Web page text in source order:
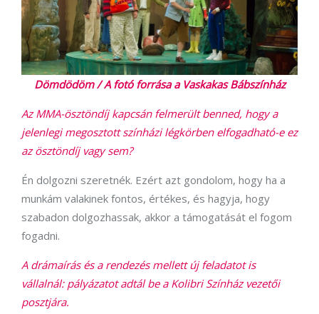
Dömdödöm / A fotó forrása a Vaskakas Bábszínház
Az MMA-ösztöndíj kapcsán felmerült benned, hogy a
jelenlegi megosztott színházi légkörben elfogadható-e ez
az ösztöndíj vagy sem?
Én dolgozni szeretnék. Ezért azt gondolom, hogy ha a
munkám valakinek fontos, értékes, és hagyja, hogy
szabadon dolgozhassak, akkor a támogatását el fogom
fogadni.
A drámaírás és a rendezés mellett új feladatot is
vállalnál: pályázatot adtál be a Kolibri Színház vezetői
posztjára.